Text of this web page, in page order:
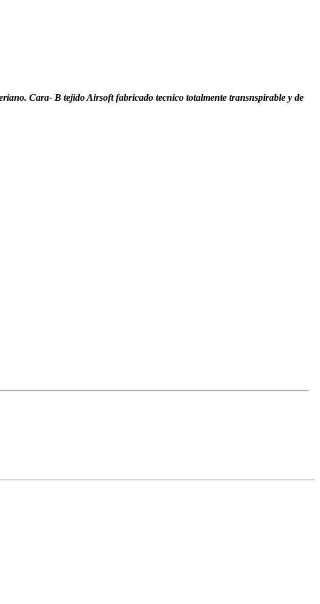
Cara- B tejido Airsoft fabricado tecnico totalmente transnspirable y de